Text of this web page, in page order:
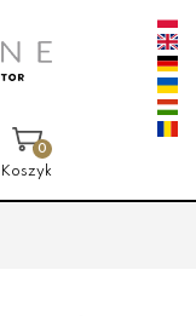
0
Koszyk